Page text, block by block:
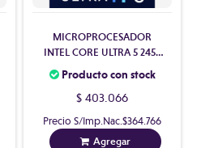
MICROPROCESADOR
INTEL CORE ULTRA 5 245K
14 CORES C/VIDEO
Producto con stock
$ 403.066
Precio S/Imp.Nac. $364.766
Agregar